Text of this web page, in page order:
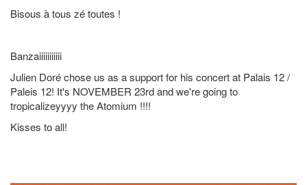
Bisous à tous zé toutes !
Banzaiiiiiiiiiii
Julien Doré chose us as a support for his concert at Palais 12 /
Paleis 12! It's NOVEMBER 23rd and we're going to
tropicalizeyyyy the Atomium !!!!
Kisses to all!